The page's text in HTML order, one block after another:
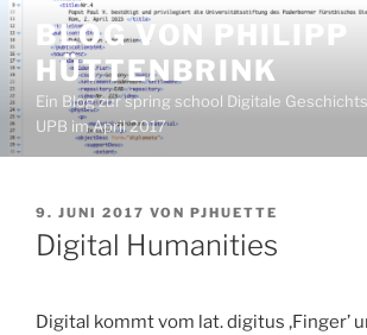
Zum
Inhalt
springen
BLOG VON PHILIPP
HÜTTENBRINK
Ein Blog zur spring school Digitale
UPB im April 2017
VERÖFFENTLICHT
AM
9. JUNI 2017 VON PJHUETTE
Digital Humanities
Digital kommt vom lat. digitus ‚Finger’